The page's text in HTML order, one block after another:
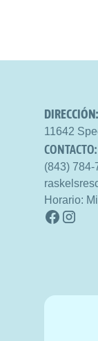
DIRECCIÓN:
11642
CONTACTO:
(843) 784-
Horario: